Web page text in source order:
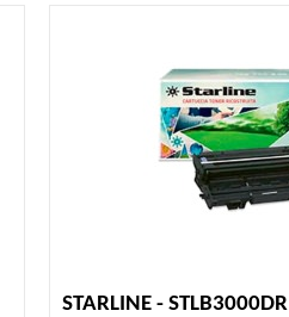
STARLINE - STLB3000DR